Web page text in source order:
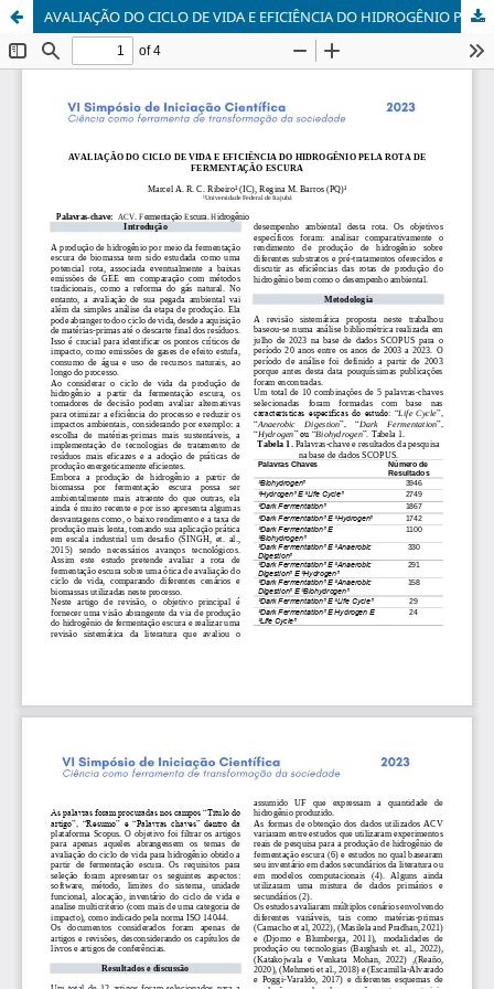
AVALIAÇÃO DO CICLO DE VIDA E EFICIÊNCIA DO HIDROGÊNIO PELA ROTA DE FERMENTAÇÃO ESCURA